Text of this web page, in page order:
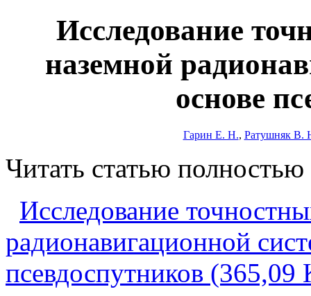
Исследование
наземной
основе
Гарин Е. Н., Ратушняк В.
Читать статью полностью
Исследование
радионавигационной
псевдоспутников (365,09